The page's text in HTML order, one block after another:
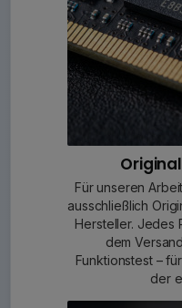
Für unseren
ausschließlich
Hersteller. Jedes
dem
Funktionstest –
der